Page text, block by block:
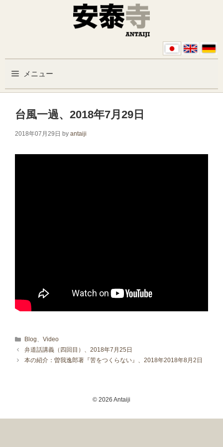
コンテンツへスキップ
メニュー
台風一過、2018年7月29日
2018年07月29日 by antaiji
カテゴリー
Blog、Video
弁道話講義（四回目）、2018年7月25日
本の紹介：曽我逸郎著『苦をつくらない』、2018年2018年8月2日
© 2026 Antaiji